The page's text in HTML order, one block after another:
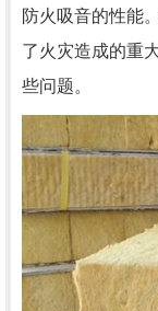
防火吸音的性能
了火灾造成的重
些问题。